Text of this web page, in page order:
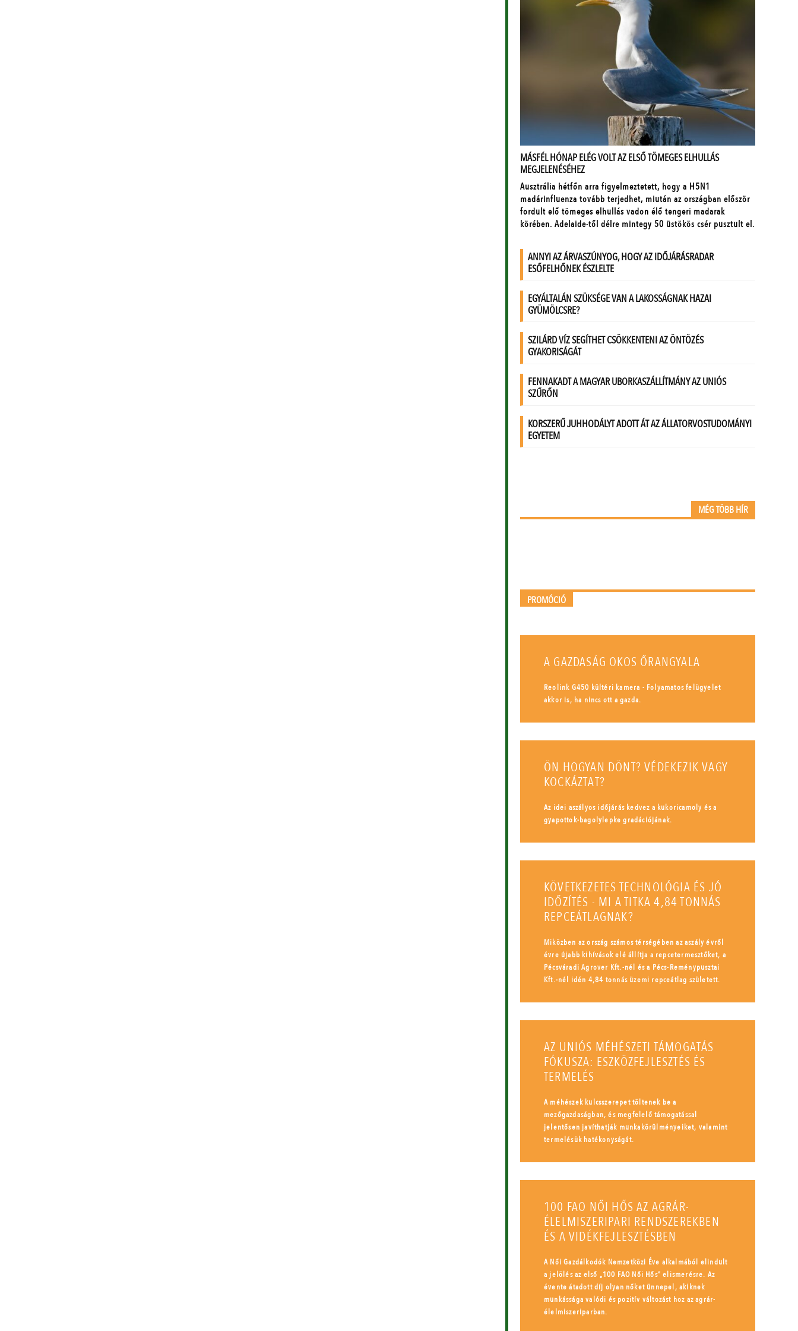
MÉG TÖBB HÍR
PROMÓCIÓ
A GAZDASÁG OKOS ŐRANGYALA
Reolink G450 kültéri kamera - Folyamatos felügyelet
akkor is, ha nincs ott a gazda.
ÖN HOGYAN DÖNT? VÉDEKEZIK VAGY
KOCKÁZTAT?
Az idei aszályos időjárás kedvez a kukoricamoly és a
gyapottok-bagolylepke gradációjának.
KÖVETKEZETES TECHNOLÓGIA ÉS JÓ
IDŐZÍTÉS - MI A TITKA 4,84 TONNÁS
REPCEÁTLAGNAK?
Miközben az ország számos térségében az aszály évről
évre újabb kihívások elé állítja a repcetermesztőket, a
Pécsváradi Agrover Kft.-nél és a Pécs-Reménypusztai
Kft.-nél idén 4,84 tonnás üzemi repceátlag született.
AZ UNIÓS MÉHÉSZETI TÁMOGATÁS
FÓKUSZA: ESZKÖZFEJLESZTÉS ÉS
TERMELÉS
A méhészek kulcsszerepet töltenek be a
mezőgazdaságban, és megfelelő támogatással
jelentősen javíthatják munkakörülményeiket, valamint
termelésük hatékonyságát.
100 FAO NŐI HŐS AZ AGRÁR-
ÉLELMISZERIPARI RENDSZEREKBEN
ÉS A VIDÉKFEJLESZTÉSBEN
A Női Gazdálkodók Nemzetközi Éve alkalmából elindult
a jelölés az első „100 FAO Női Hős” elismerésre. Az
évente átadott díj olyan nőket ünnepel, akiknek
munkássága valódi és pozitív változást hoz az agrár-
élelmiszeriparban.